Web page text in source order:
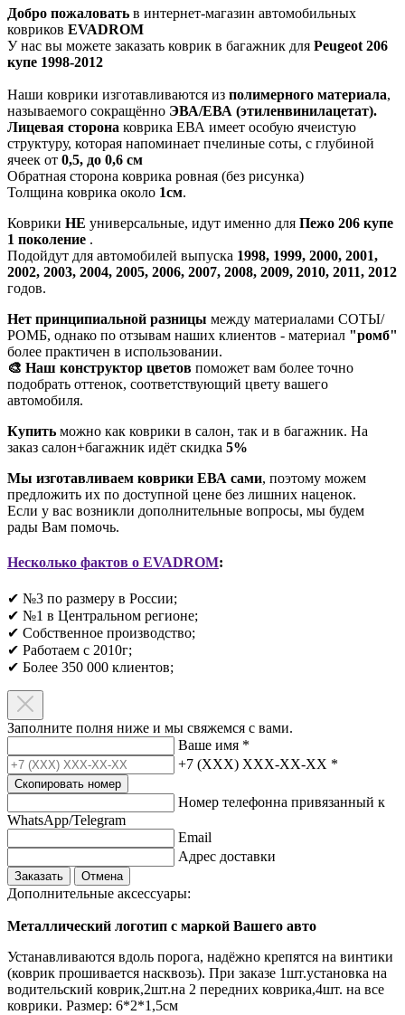
Добро пожаловать в интернет-магазин автомобильных
ковриков EVADROM
У нас вы можете заказать коврик в багажник для Peugeot 206
купе 1998-2012
Наши коврики изготавливаются из полимерного материала,
называемого сокращённо ЭВА/ЕВА (этиленвинилацетат).
Лицевая сторона коврика ЕВА имеет особую ячеистую
структуру, которая напоминает пчелиные соты, с глубиной
ячеек от 0,5, до 0,6 см
Обратная сторона коврика ровная (без рисунка)
Толщина коврика около 1см.
Коврики НЕ универсальные, идут именно для Пежо 206 купе
1 поколение .
Подойдут для автомобилей выпуска 1998, 1999, 2000, 2001,
2002, 2003, 2004, 2005, 2006, 2007, 2008, 2009, 2010, 2011, 2012
годов.
Нет принципиальной разницы между материалами СОТЫ/
РОМБ, однако по отзывам наших клиентов - материал "ромб"
более практичен в использовании.
🎨 Наш конструктор цветов поможет вам более точно
подобрать оттенок, соответствующий цвету вашего
автомобиля.
Купить можно как коврики в салон, так и в багажник. На
заказ салон+багажник идёт скидка 5%
Мы изготавливаем коврики ЕВА сами, поэтому можем
предложить их по доступной цене без лишних наценок.
Если у вас возникли дополнительные вопросы, мы будем
рады Вам помочь.
Несколько фактов о EVADROM:
✔ №3 по размеру в России;
✔ №1 в Центральном регионе;
✔ Собственное производство;
✔ Работаем с 2010г;
✔ Более 350 000 клиентов;​
Заполните полня ниже и мы свяжемся с вами.
Ваше имя *
+7 (XXX) XXX-XX-XX *
Скопировать номер
Номер телефонна привязанный к
WhatsApp/Telegram
Email
Адрес доставки
Заказать Отмена
Дополнительные аксессуары:
Металлический логотип с маркой Вашего авто
Устанавливаются вдоль порога, надёжно крепятся на винтики
(коврик прошивается насквозь). При заказе 1шт.установка на
водительский коврик,2шт.на 2 передних коврика,4шт. на все
коврики. Размер: 6*2*1,5см